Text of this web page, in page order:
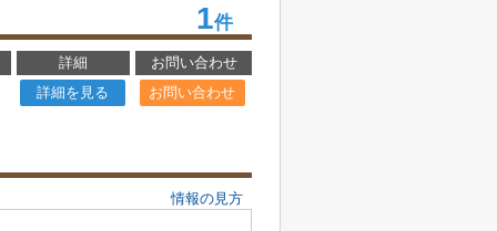
1件
詳細
お問い合わせ
詳細を見る お問い合わせ
情報の見方